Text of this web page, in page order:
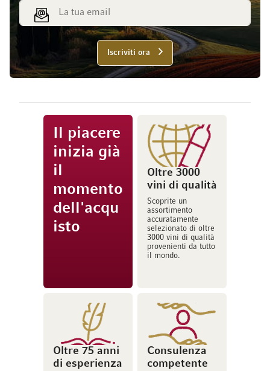
Indirizzo email
Iscriviti ora
Il piacere
inizia già
il
momento
dell'acqu
isto
Oltre 3000
vini di qualità
Scoprite un
assortimento
accuratamente
selezionato di oltre
3000 vini di qualità
provenienti da tutto
il mondo.
Oltre 75 anni
di esperienza
Consulenza
competente